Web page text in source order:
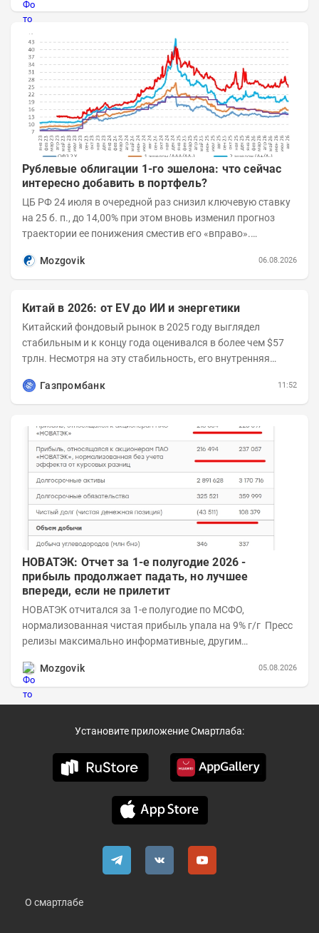
Рублевые облигации 1-го эшелона: что сейчас
интересно добавить в портфель?
ЦБ РФ 24 июля в очередной раз снизил ключевую ставку
на 25 б. п., до 14,00% при этом вновь изменил прогноз
траектории ее понижения сместив его «вправо».
Mozgovik
06.08.2026
Китай в 2026: от EV до ИИ и энергетики
Китайский фондовый рынок в 2025 году выглядел
стабильным и к концу года оценивался в более чем $57
трлн. Несмотря на эту стабильность, его внутренняя
Газпромбанк
11:52
НОВАТЭК: Отчет за 1-е полугодие 2026 -
прибыль продолжает падать, но лучшее
впереди, если не прилетит
НОВАТЭК отчитался за 1-е полугодие по МСФО,
нормализованная чистая прибыль упала на 9% г/г Пресс
релизы максимально информативные, другим
Mozgovik
05.08.2026
Установите приложение Смартлаба:
О смартлабе